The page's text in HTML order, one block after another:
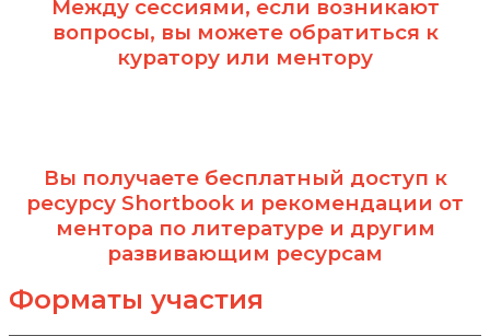
Между сессиями, если возникают
вопросы, вы можете обратиться к
куратору или ментору
Вы получаете бесплатный доступ к
ресурсу Shortbook и рекомендации от
ментора по литературе и другим
развивающим ресурсам
Форматы участия